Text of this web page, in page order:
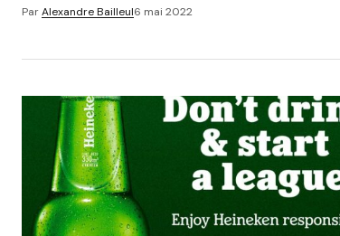
ParAlexandre Bailleul6 mai 2022